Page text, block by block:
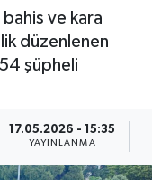
bahis ve kara
düzenlenen
şüpheli
17.05.2026 - 15:35
YAYINLANMA